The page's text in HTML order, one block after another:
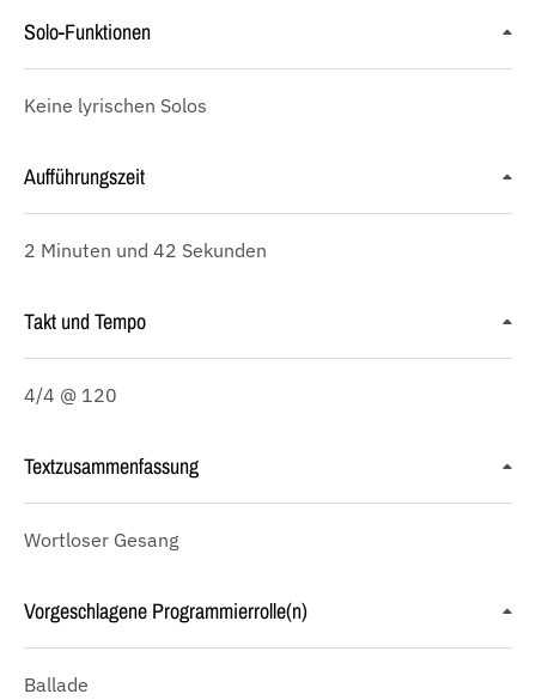
Solo-Funktionen
Keine lyrischen Solos
Aufführungszeit
2 Minuten und 42 Sekunden
Takt und Tempo
4/4 @ 120
Textzusammenfassung
Wortloser Gesang
Vorgeschlagene Programmierrolle(n)
Ballade